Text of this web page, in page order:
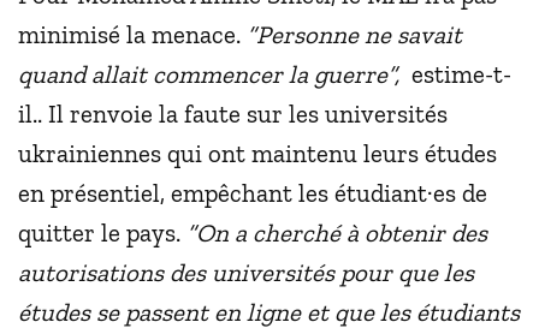
minimisé la menace. “Personne ne savait
quand allait commencer la guerre”, estime-t-
il.. Il renvoie la faute sur les universités
ukrainiennes qui ont maintenu leurs études
en présentiel, empêchant les étudiant·es de
quitter le pays. “On a cherché à obtenir des
autorisations des universités pour que les
études se passent en ligne et que les étudiants